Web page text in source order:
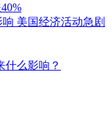
美国经济活动急剧
什么影响？